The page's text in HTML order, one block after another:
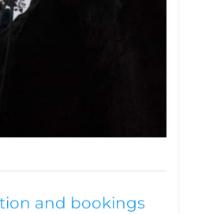
and bookings